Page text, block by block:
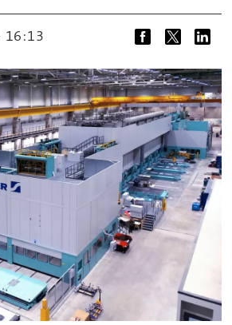
16:13